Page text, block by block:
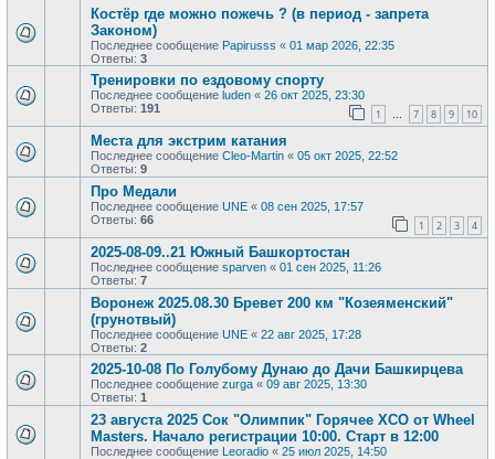
Костёр где можно пожечь ? (в период - запрета
Законом)
Последнее сообщение Papirusss « 01 мар 2026, 22:35
Ответы: 3
Тренировки по ездовому спорту
Последнее сообщение luden « 26 окт 2025, 23:30
Ответы: 191 1 … 7 8 9 10
Места для экстрим катания
Последнее сообщение Cleo-Martin « 05 окт 2025, 22:52
Ответы: 9
Про Медали
Последнее сообщение UNE « 08 сен 2025, 17:57
Ответы: 66 1 2 3 4
2025-08-09..21 Южный Башкортостан
Последнее сообщение sparven « 01 сен 2025, 11:26
Ответы: 7
Воронеж 2025.08.30 Бревет 200 км "Козеяменский"
(грунотвый)
Последнее сообщение UNE « 22 авг 2025, 17:28
Ответы: 2
2025-10-08 По Голубому Дунаю до Дачи Башкирцева
Последнее сообщение zurga « 09 авг 2025, 13:30
Ответы: 1
23 августа 2025 Сок "Олимпик" Горячее XCO от Wheel
Masters. Начало регистрации 10:00. Старт в 12:00
Последнее сообщение Leoradio « 25 июл 2025, 14:50